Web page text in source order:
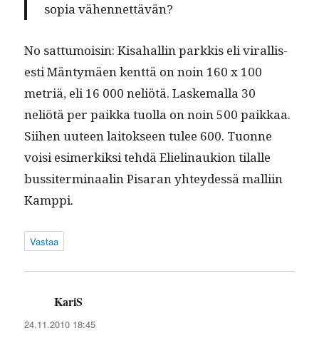
sopia vähennettävän?
No sat­tumoisin: Kisa­hallin parkkis eli viral­lis­
es­ti Män­tymäen kent­tä on noin 160 x 100
metriä, eli 16 000 neliötä. Laske­mal­la 30
neliötä per paik­ka tuol­la on noin 500 paikkaa.
Siihen uuteen laitok­seen tulee 600. Tuonne
voisi esimerkik­si tehdä Elielin­aukion tilalle
bus­siter­mi­naalin Pis­aran yhtey­dessä malli­in
Kamppi.
Vastaa
KariS
24.11.2010 18:45